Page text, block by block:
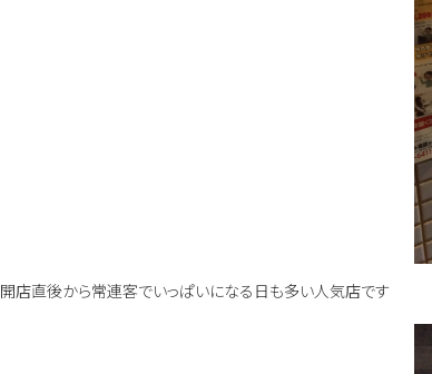
開店直後から常連客でいっぱいになる日も多い人気店です